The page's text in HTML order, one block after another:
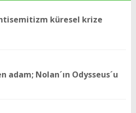
küresel krize
adam; Nolan´ın Odysseus´u